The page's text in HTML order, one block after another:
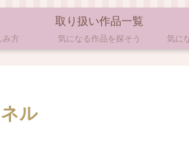
み方
取り扱い作品一覧
気になる作品を探そう
気に
ル